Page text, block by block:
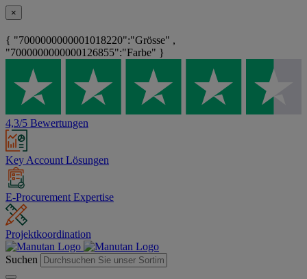
×
{ "7000000000001018220":"Grösse" ,
"7000000000000126855":"Farbe" }
4,3/5 Bewertungen
Key Account Lösungen
E-Procurement Expertise
Projektkoordination
Suchen